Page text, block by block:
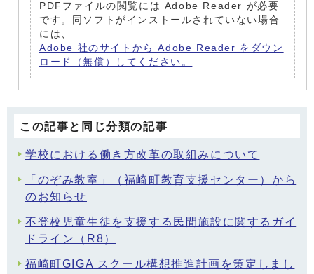
PDFファイルの閲覧には Adobe Reader が必要
です。同ソフトがインストールされていない場合
には、
Adobe 社のサイトから Adobe Reader をダウン
ロード（無償）してください。
この記事と同じ分類の記事
学校における働き方改革の取組みについて
「のぞみ教室」（福崎町教育支援センター）から
のお知らせ
不登校児童生徒を支援する民間施設に関するガイ
ドライン（R8）
福崎町GIGA スクール構想推進計画を策定しまし